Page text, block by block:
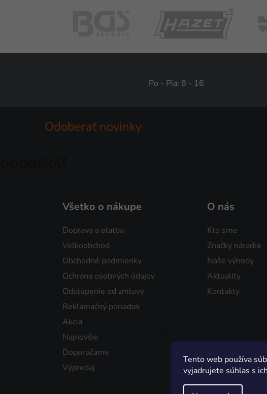
Tento web používa
vyjadrujete súhlas s
Po - Pia: 8 - 16
Odoberať novinky
Všetko o nákupe
Doprava a platba
Veľkoobchod
Obchodné podmienky
Ochrana osobných údajov
Odstúpenie od zmluvy
Reklamačný poriadok
Akcia
Najnovšie
Doporúčame
Výpredaj
O nás
Kto sme
Značky náradia
Naše výhody
Aktuality
Kontakty